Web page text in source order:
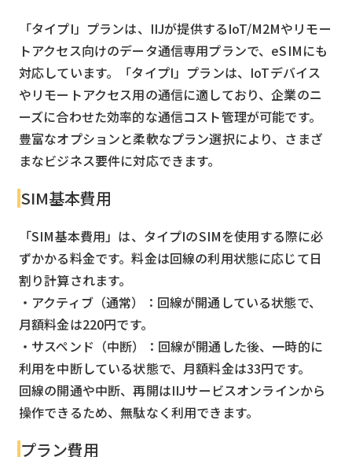
「タイプI」プランは、IIJが提供するIoT/M2Mやリモー
トアクセス向けのデータ通信専用プランで、eSIMにも
対応しています。「タイプI」プランは、IoTデバイス
やリモートアクセス用の通信に適しており、企業のニ
ーズに合わせた効率的な通信コスト管理が可能です。
豊富なオプションと柔軟なプラン選択により、さまざ
まなビジネス要件に対応できます。
SIM基本費用
「SIM基本費用」は、タイプIのSIMを使用する際に必
ずかかる料金です。料金は回線の利用状態に応じて日
割り計算されます。
・アクティブ（通常）：回線が開通している状態で、
月額料金は220円です。
・サスペンド（中断）：回線が開通した後、一時的に
利用を中断している状態で、月額料金は33円です。
回線の開通や中断、再開はIIJサービスオンラインから
操作できるため、無駄なく利用できます。
プラン費用